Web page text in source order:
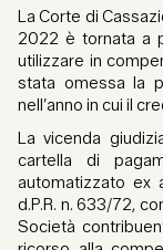
La Corte di
2022 è tornata a
utilizzare in
stata omessa la
nell’anno in cui il
La vicenda
cartella di
automatizzato ex
d.P.R. n. 633/72,
Società